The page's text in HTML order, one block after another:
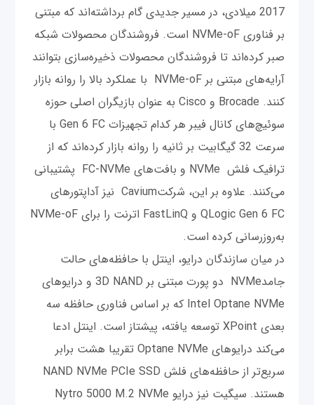
2017 میلادی، در مسیر جدیدی گام برداشته‌اند که مبتنی
بر فناوری NVMe-oF است. فروشندگان محصولات شبکه
صبر کرده‌اند تا فروشندگان محصولات ذخیره‌سازی بتوانند
آرایه‌های مبتنی بر NVMe-oF با عملکرد بالا را روانه بازار
کنند. Brocade و Cisco به عنوان بازیگران اصلی حوزه
سوئیچ‌های کانال فیبر هر کدام تجهیزات Gen 6 FC با
سرعت 32 گیگابیت بر ثانیه را روانه بازار کرده‌اند که از
ترافیک فلش NVMe و بافت‌های FC-NVMe پشتیبانی
می‌کنند. علاوه بر این، شرکتCavium نیز آداپتورهای
QLogic Gen 6 FC و FastLinQ اترنت را برای NVMe-oF
به‌روزرسانی کرده است.
در میان سازندگان درایو، اینتل با حافظه‌های حالت
جامدNVMe دو پورت مبتنی بر 3D NAND و درایوهای
Intel Optane NVMe که بر اساس فناوری حافظه سه
بعدی XPoint توسعه یافته، پیشتاز است. اینتل ادعا
می‌‌کند درایو‌های Optane NVMe تقریبا هشت برابر
سریع‌تر از حافظه‌های فلش NAND NVMe PCIe SSD
هستند. سیگیت نیز درایو Nytro 5000 M.2 NVMe